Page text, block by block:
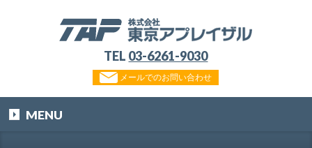
TEL 03-6261-9030
メールでのお問い合わせ
MENU